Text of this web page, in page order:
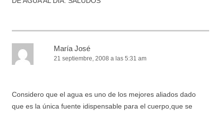
María José
21 septiembre, 2008 a las 5:31 am
Considero que el agua es uno de los mejores aliados dado
que es la única fuente idispensable para el cuerpo,que se